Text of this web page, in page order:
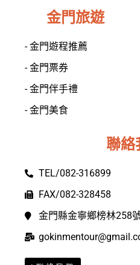
金門旅遊
- 金門遊程推薦
- 金門票券
- 金門伴手禮
- 金門美食
聯
TEL/082-316899
FAX/082-328458
金門縣金寧鄉榜林258